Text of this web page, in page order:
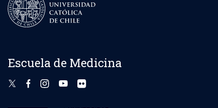
Escuela de Medicina